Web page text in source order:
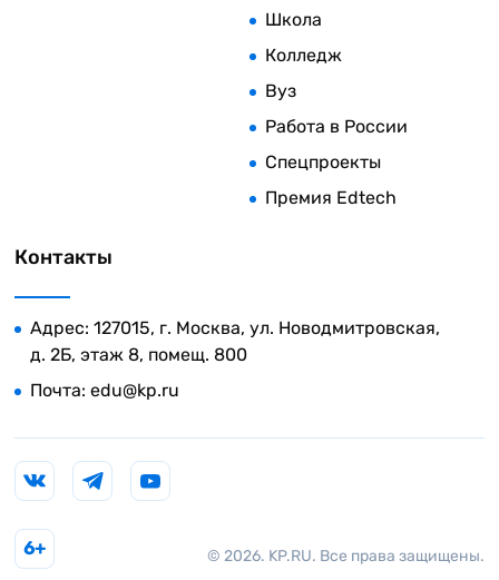
Школа
Колледж
Вуз
Работа в России
Спецпроекты
Премия Edtech
Контакты
Адрес: 127015, г. Москва, ул. Новодмитровская,
д. 2Б, этаж 8, помещ. 800
Почта: edu@kp.ru
© 2026. KP.RU. Все права защищены.
6+